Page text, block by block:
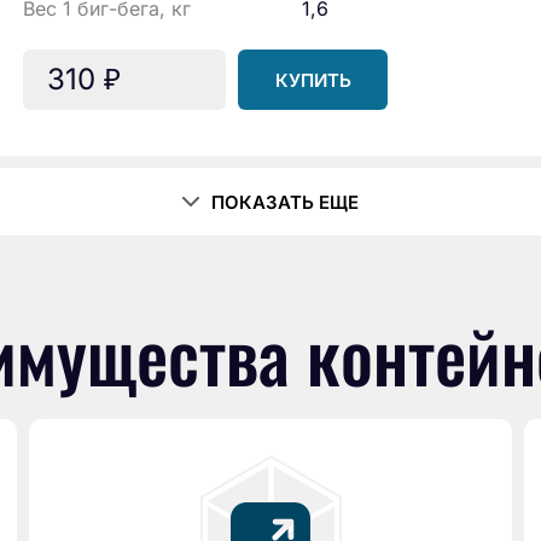
Вес 1 биг-бега, кг 1,6
310 ₽ КУПИТЬ
ПОКАЗАТЬ ЕЩЕ